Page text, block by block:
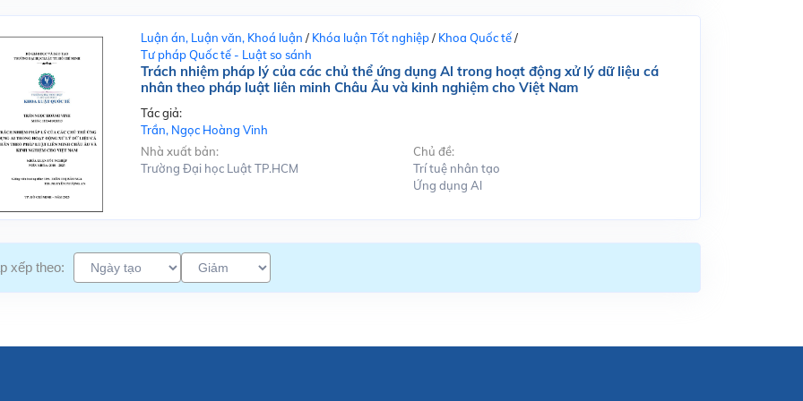
Luận án, Luận văn, Khoá luận / Khóa luận Tốt nghiệp/ Khoa Quốc tế/
Tư pháp Quốc tế - Luật so sánh
Trách nhiệm pháp lý của các chủ thể ứng dụng Al trong hoạt động xử lý dữ liệu cá
nhân theo pháp luật liên minh Châu Âu và kinh nghiệm cho Việt Nam
Tác giả:
Trần, Ngọc Hoàng Vinh
Nhà xuất bản:
Trường Đại học Luật TP.HCM
Chủ đề:
Trí tuệ nhân tạo
Ứng dụng Al
xếp theo: